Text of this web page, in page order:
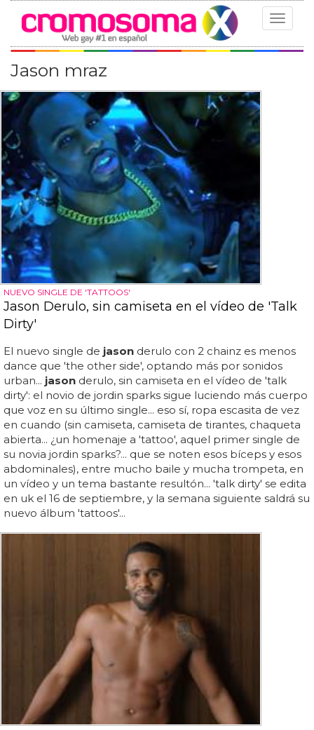
Toggle
Jason mraz
NUEVO SINGLE DE 'TATTOOS'
Jason Derulo, sin camiseta en el vídeo de 'Talk
Dirty'
El nuevo single de jason derulo con 2 chainz es menos
dance que 'the other side', optando más por sonidos
urban... jason derulo, sin camiseta en el vídeo de 'talk
dirty': el novio de jordin sparks sigue luciendo más cuerpo
que voz en su último single... eso sí, ropa escasita de vez
en cuando (sin camiseta, camiseta de tirantes, chaqueta
abierta... ¿un homenaje a 'tattoo', aquel primer single de
su novia jordin sparks?... que se noten esos bíceps y esos
abdominales), entre mucho baile y mucha trompeta, en
un vídeo y un tema bastante resultón... 'talk dirty' se edita
en uk el 16 de septiembre, y la semana siguiente saldrá su
nuevo álbum 'tattoos'...